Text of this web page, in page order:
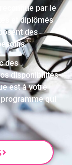
par le
et diplômés
des
.
des
disponibilités
est à votre
qui